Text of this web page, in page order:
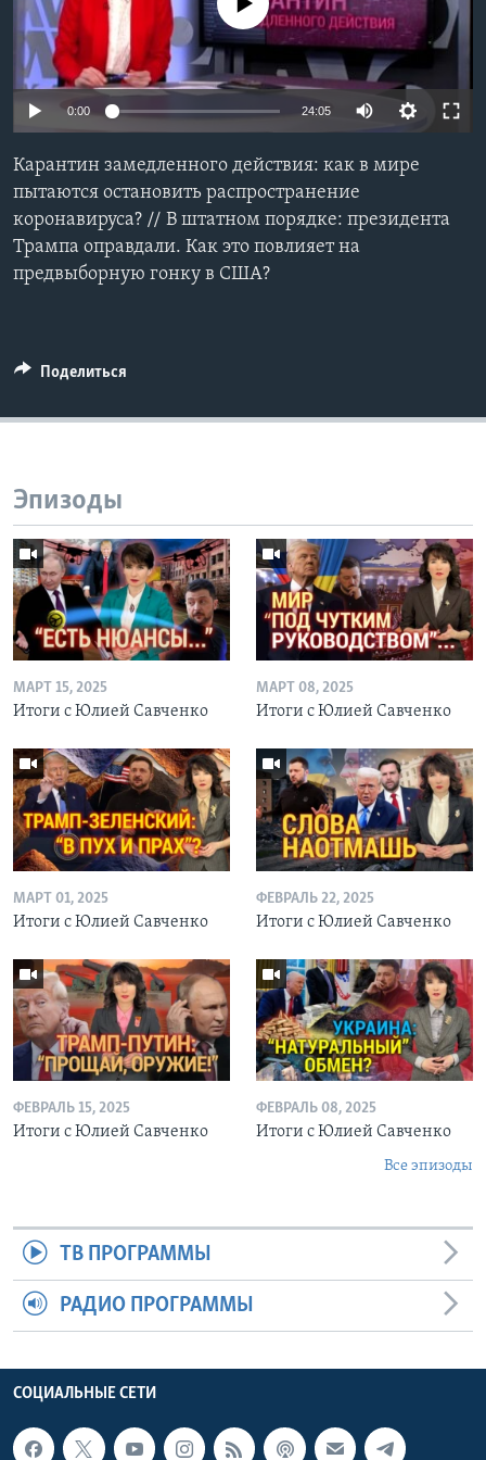
Learning English
СОЦИАЛЬНЫЕ СЕТИ
Языки
No media source currently available
0:00 24:05
Карантин замедленного действия: как в мире
пытаются остановить распространение
коронавируса? // В штатном порядке: президента
Трампа оправдали. Как это повлияет на
предвыборную гонку в США?
Поделиться
Эпизоды
МАРТ 15, 2025
Итоги с Юлией Савченко
МАРТ 08, 2025
Итоги с Юлией Савченко
МАРТ 01, 2025
Итоги с Юлией Савченко
ФЕВРАЛЬ 22, 2025
Итоги с Юлией Савченко
ФЕВРАЛЬ 15, 2025
Итоги с Юлией Савченко
ФЕВРАЛЬ 08, 2025
Итоги с Юлией Савченко
Все эпизоды
ТВ ПРОГРАММЫ
РАДИО ПРОГРАММЫ
СОЦИАЛЬНЫЕ СЕТИ